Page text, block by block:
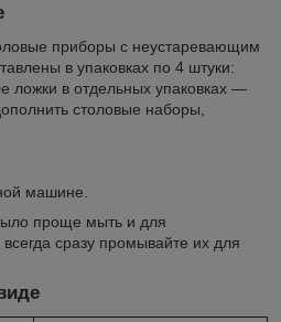
приборы с неустаревающим
в упаковках по 4 штуки:
ложки в отдельных упаковках —
столовые наборы,
машине.
проще мыть и для
сразу промывайте их для